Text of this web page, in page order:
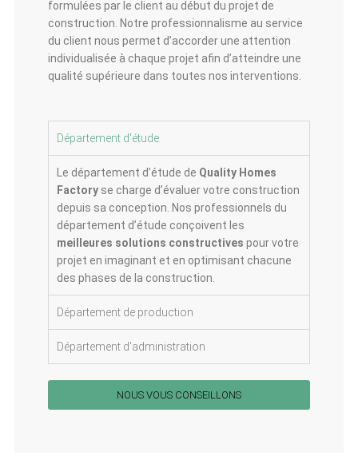
formulées par le client au début du projet de
construction. Notre professionnalisme au service
du client nous permet d’accorder une attention
individualisée à chaque projet afin d’atteindre une
qualité supérieure dans toutes nos interventions.
Département d'étude
Le département d’étude de Quality Homes
Factory se charge d’évaluer votre construction
depuis sa conception. Nos professionnels du
département d’étude conçoivent les
meilleures solutions constructives pour votre
projet en imaginant et en optimisant chacune
des phases de la construction.
Département de production
Département d'administration
NOUS VOUS CONSEILLONS